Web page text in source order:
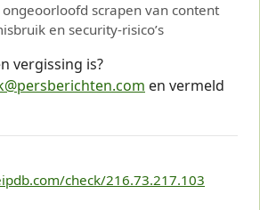
scrapen van content
en security-risico’s
vergissing is?
en vermeld
check/216.73.217.103